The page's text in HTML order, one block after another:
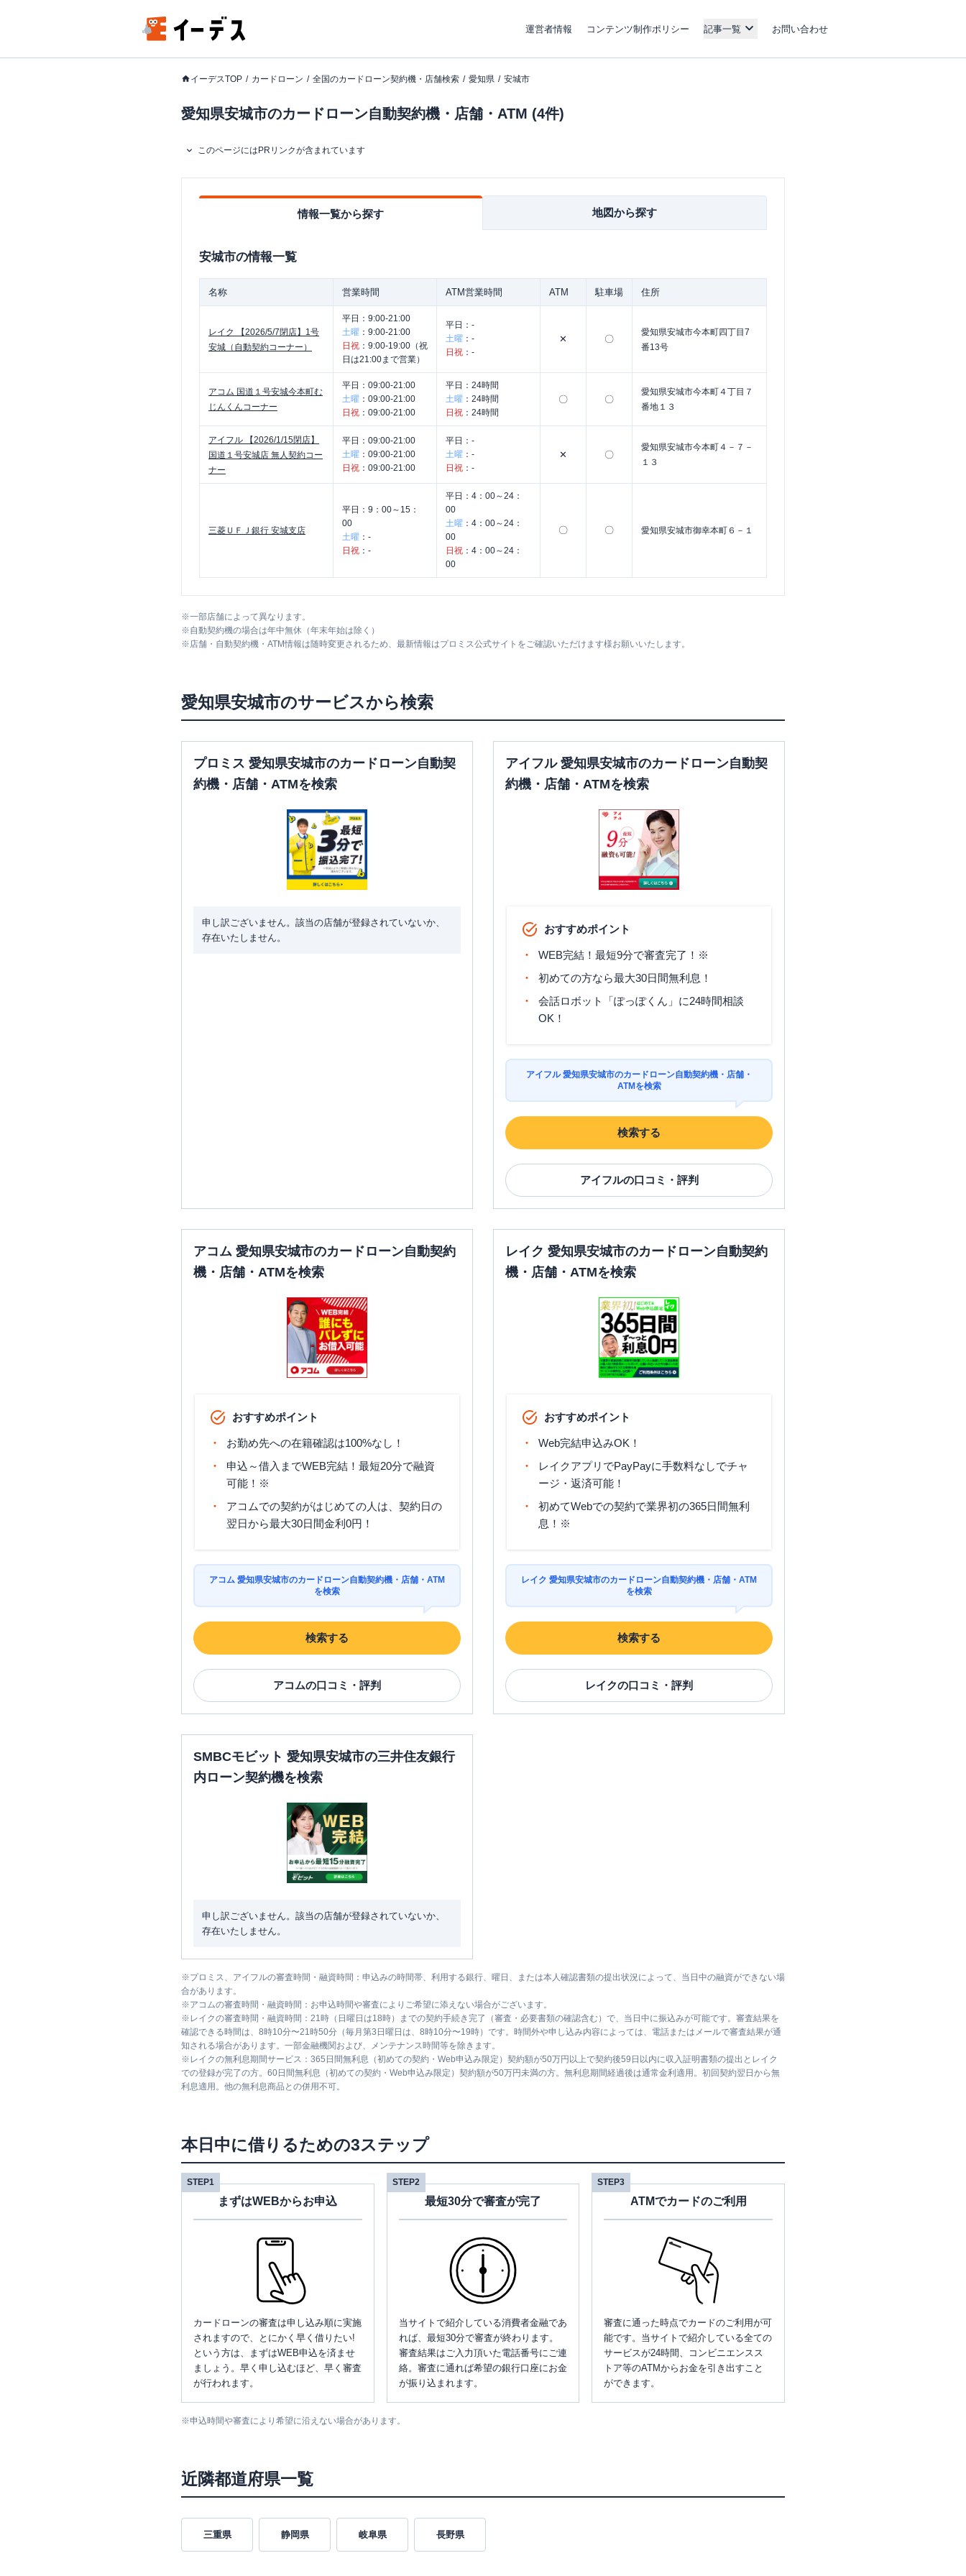
運営者情報 コンテンツ制作ポリシー 記事一覧 お問い合わせ
イーデスTOP カードローン 全国のカードローン契約機・店舗検索 愛知県 安城市
愛知県安城市のカードローン自動契約機・店舗・ATM (4件)
このページにはPRリンクが含まれています
情報一覧から探す 地図から探す
安城市の情報一覧
名称 営業時間 ATM営業時間 ATM 駐車場 住所
レイク
【2026/5/7閉店】1号
安城（自動契約コーナー）
平日： 9:00-21:00
土曜 ： 9:00-21:00
日祝 ： 9:00-19:00（祝
日は21:00まで営業）
平日： -
土曜 ： -
日祝 ： -
✕ 〇
愛知県安城市今本町四丁目7
番13号
アコム 国道１号安城今本町む
じんくんコーナー
平日： 09:00-21:00
土曜 ： 09:00-21:00
日祝 ： 09:00-21:00
平日： 24時間
土曜 ： 24時間
日祝 ： 24時間
〇 〇
愛知県安城市今本町４丁目７
番地１３
アイフル
【2026/1/15閉店】
国道１号安城店 無人契約コー
ナー
平日： 09:00-21:00
土曜 ： 09:00-21:00
日祝 ： 09:00-21:00
平日： -
土曜 ： -
日祝 ： -
✕ 〇
愛知県安城市今本町４－７－
１３
三菱ＵＦＪ銀行 安城支店
平日： 9：00～15：
00
土曜 ： -
日祝 ： -
平日： 4：00～24：
00
土曜 ： 4：00～24：
00
日祝 ： 4：00～24：
00
〇 〇 愛知県安城市御幸本町６－１
※一部店舗によって異なります。
※自動契約機の場合は年中無休（年末年始は除く）
※店舗・自動契約機・ATM情報は随時変更されるため、最新情報はプロミス公式サイトをご確認いただけます様お願いいたします。
愛知県安城市のサービスから検索
プロミス 愛知県安城市のカードローン自動契
約機・店舗・ATMを検索
申し訳ございません。該当の店舗が登録されていないか、
存在いたしません。
アイフル 愛知県安城市のカードローン自動契
約機・店舗・ATMを検索
おすすめポイント
WEB完結！最短9分で審査完了！※
初めての方なら最大30日間無利息！
会話ロボット「ぽっぽくん」に24時間相談
OK！
アイフル 愛知県安城市のカードローン自動契約機・店舗・
ATMを検索
検索する
アイフルの口コミ・評判
アコム 愛知県安城市のカードローン自動契約
機・店舗・ATMを検索
おすすめポイント
お勤め先への在籍確認は100%なし！
申込～借入までWEB完結！最短20分で融資
可能！※
アコムでの契約がはじめての人は、契約日の
翌日から最大30日間金利0円！
アコム 愛知県安城市のカードローン自動契約機・店舗・ATM
を検索
検索する
アコムの口コミ・評判
レイク 愛知県安城市のカードローン自動契約
機・店舗・ATMを検索
おすすめポイント
Web完結申込みOK！
レイクアプリでPayPayに手数料なしでチャ
ージ・返済可能！
初めてWebでの契約で業界初の365日間無利
息！※
レイク 愛知県安城市のカードローン自動契約機・店舗・ATM
を検索
検索する
レイクの口コミ・評判
SMBCモビット 愛知県安城市の三井住友銀行
内ローン契約機を検索
申し訳ございません。該当の店舗が登録されていないか、
存在いたしません。
※プロミス、アイフルの審査時間・融資時間：申込みの時間帯、利用する銀行、曜日、または本人確認書類の提出状況によって、当日中の融資ができない場
合があります。
※アコムの審査時間・融資時間：お申込時間や審査によりご希望に添えない場合がございます。
※ レイクの審査時間・融資時間：21時（日曜日は18時）までの契約手続き完了（審査・必要書類の確認含む）で、当日中に振込みが可能です。審査結果を
確認できる時間は、8時10分〜21時50分（毎月第3日曜日は、8時10分〜19時）です。時間外や申し込み内容によっては、電話またはメールで審査結果が通
知される場合があります。一部金融機関および、メンテナンス時間等を除きます。
※ レイクの無利息期間サービス：365日間無利息（初めての契約・Web申込み限定）契約額が50万円以上で契約後59日以内に収入証明書類の提出とレイク
での登録が完了の方。60日間無利息（初めての契約・Web申込み限定）契約額が50万円未満の方。無利息期間経過後は通常金利適用。初回契約翌日から無
利息適用。他の無利息商品との併用不可。
本日中に借りるための3ステップ
STEP1
まずはWEBからお申込
カードローンの審査は申し込み順に実施
されますので、とにかく早く借りたい!
という方は、まずはWEB申込を済ませ
ましょう。早く申し込むほど、早く審査
が行われます。
STEP2
最短30分で審査が完了
当サイトで紹介している消費者金融であ
れば、最短30分で審査が終わります。
審査結果はご入力頂いた電話番号にご連
絡。審査に通れば希望の銀行口座にお金
が振り込まれます。
STEP3
ATMでカードのご利用
審査に通った時点でカードのご利用が可
能です。当サイトで紹介している全ての
サービスが24時間、コンビニエンスス
トア等のATMからお金を引き出すこと
ができます。
※申込時間や審査により希望に沿えない場合があります。
近隣都道府県一覧
三重県 静岡県 岐阜県 長野県